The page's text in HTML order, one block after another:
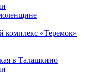
комплекс «Теремок»
в Талашкино